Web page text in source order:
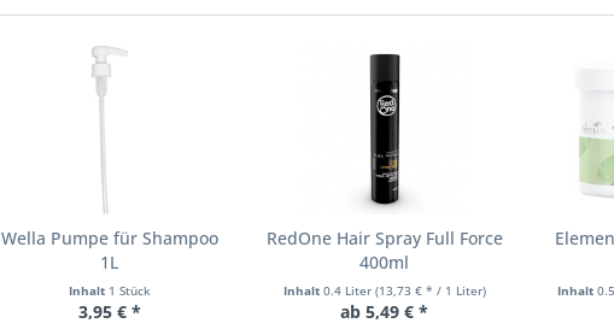
Wella Pumpe für Shampoo
1L
Inhalt 1 Stück
3,95 € *
RedOne Hair Spray Full Force
400ml
Inhalt 0.4 Liter (13,73 € * / 1 Liter)
ab 5,49 € *
Inhalt